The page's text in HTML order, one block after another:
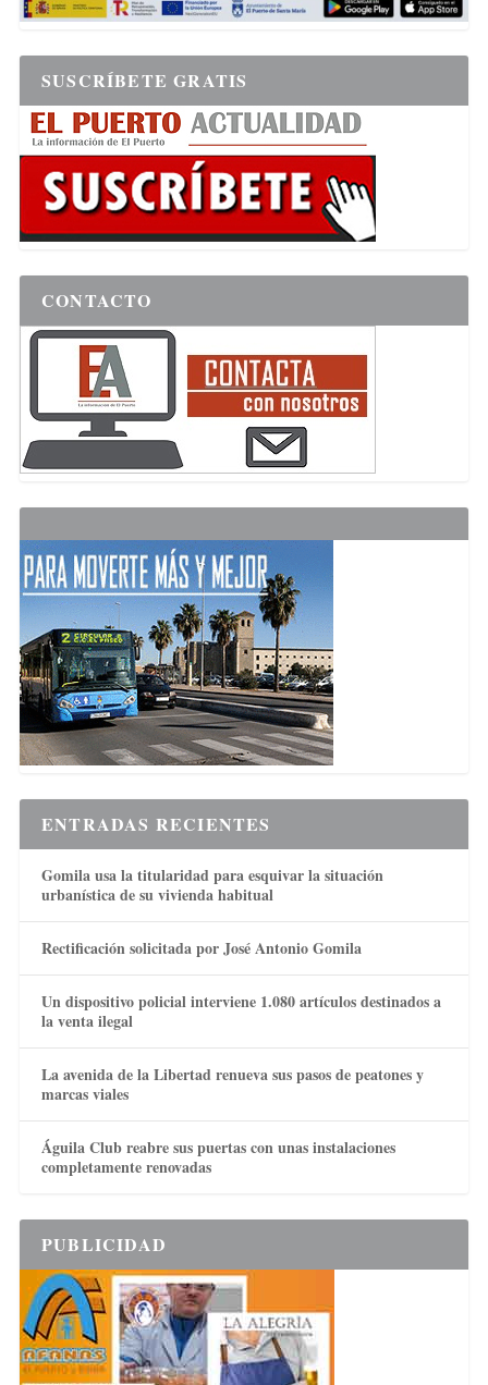
SUSCRÍBETE GRATIS
CONTACTO
ENTRADAS RECIENTES
Gomila usa la titularidad para esquivar la situación
urbanística de su vivienda habitual
Rectificación solicitada por José Antonio Gomila
Un dispositivo policial interviene 1.080 artículos destinados a
la venta ilegal
La avenida de la Libertad renueva sus pasos de peatones y
marcas viales
Águila Club reabre sus puertas con unas instalaciones
completamente renovadas
PUBLICIDAD